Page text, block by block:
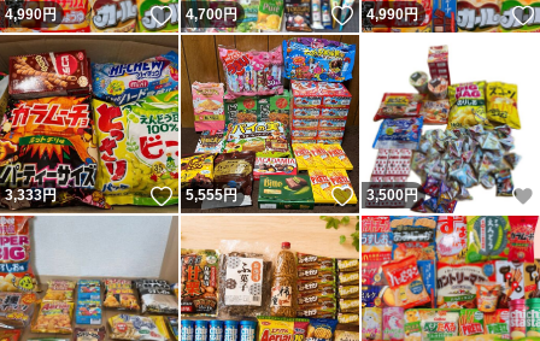
4,990円 いいね！
4,700円 いいね！
4,990円
3,333円 いいね！
5,555円 いいね！
3,500円